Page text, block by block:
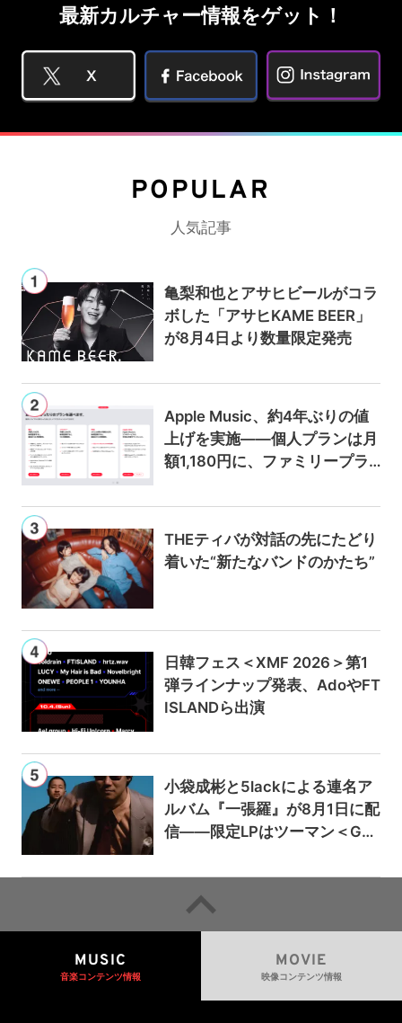
最新カルチャー情報をゲット！
POPULAR
人気記事
亀梨和也とアサヒビールがコラ
ボした「アサヒKAME BEER」
が8月4日より数量限定発売
Apple Music、約4年ぶりの値
上げを実施——個人プランは月
額1,180円に、ファミリープラ
THEティバが対話の先にたどり
着いた“新たなバンドのかたち”
日韓フェス＜XMF 2026＞第1
弾ラインナップ発表、AdoやFT
ISLANDら出演
小袋成彬と5lackによる連名ア
ルバム『一張羅』が8月1日に配
信——限定LPはツーマン＜Gai
MUSIC
音楽コンテンツ情報
MOVIE
映像コンテンツ情報